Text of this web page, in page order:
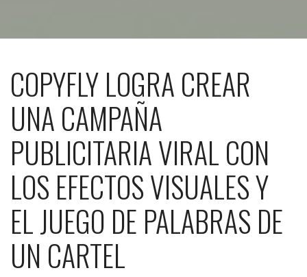
COPYFLY LOGRA CREAR
UNA CAMPAÑA
PUBLICITARIA VIRAL CON
LOS EFECTOS VISUALES Y
EL JUEGO DE PALABRAS DE
UN CARTEL